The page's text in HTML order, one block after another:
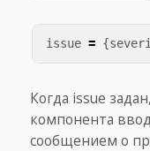
issue = {
Когда issue
компонента
сообщением о